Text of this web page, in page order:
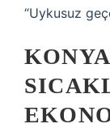
“Uykusuz